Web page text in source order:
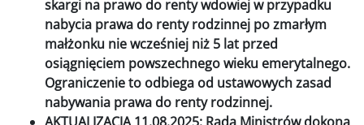
skargi na prawo do renty wdowiej w przypadku
nabycia prawa do renty rodzinnej po zmarłym
małżonku nie wcześniej niż 5 lat przed
osiągnięciem powszechnego wieku emerytalnego.
Ograniczenie to odbiega od ustawowych zasad
nabywania prawa do renty rodzinnej.